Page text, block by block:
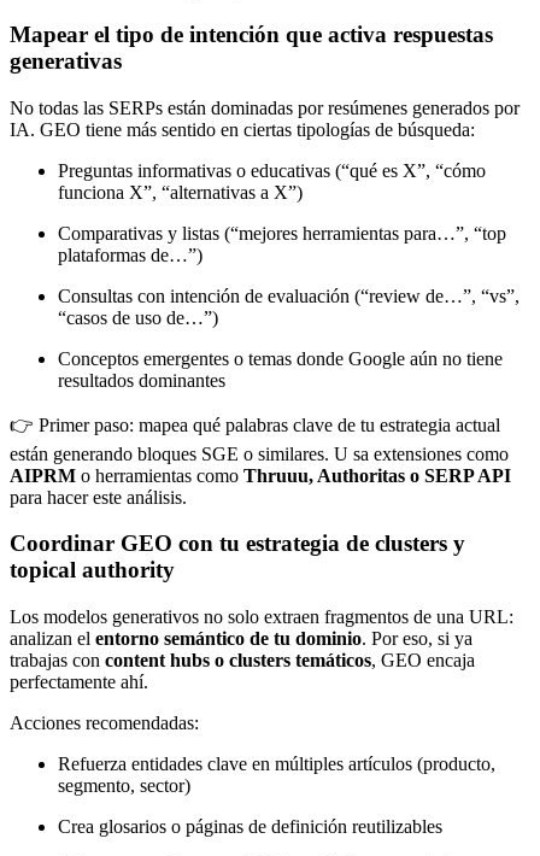
Mapear el tipo de intención que activa respuestas
generativas
No todas las SERPs están dominadas por resúmenes generados por
IA. GEO tiene más sentido en ciertas tipologías de búsqueda:
Preguntas informativas o educativas (“qué es X”, “cómo
funciona X”, “alternativas a X”)
Comparativas y listas (“mejores herramientas para…”, “top
plataformas de…”)
Consultas con intención de evaluación (“review de…”, “vs”,
“casos de uso de…”)
Conceptos emergentes o temas donde Google aún no tiene
resultados dominantes
👉 Primer paso: mapea qué palabras clave de tu estrategia actual
están generando bloques SGE o similares. U sa extensiones como
AIPRM o herramientas como Thruuu, Authoritas o SERP API
para hacer este análisis.
Coordinar GEO con tu estrategia de clusters y
topical authority
Los modelos generativos no solo extraen fragmentos de una URL:
analizan el entorno semántico de tu dominio. Por eso, si ya
trabajas con content hubs o clusters temáticos, GEO encaja
perfectamente ahí.
Acciones recomendadas:
Refuerza entidades clave en múltiples artículos (producto,
segmento, sector)
Crea glosarios o páginas de definición reutilizables